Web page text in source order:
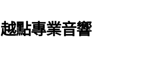
跳
至
跳
至
越點專業音響